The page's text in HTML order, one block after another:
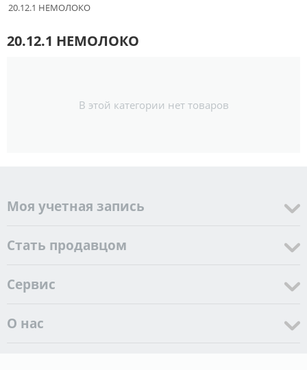
20.12.1 НЕМОЛОКО
20.12.1 НЕМОЛОКО
В этой категории нет товаров
Моя учетная запись
Стать продавцом
Cервис
О нас